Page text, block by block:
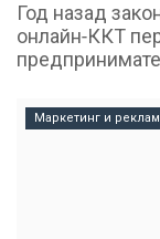
Год назад
онлайн-ККТ
Маркетинг и